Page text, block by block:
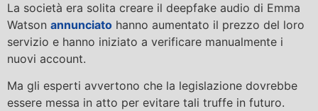
La società era solita creare il deepfake audio di Emma
Watson annunciato hanno aumentato il prezzo del loro
servizio e hanno iniziato a verificare manualmente i
nuovi account.
Ma gli esperti avvertono che la legislazione dovrebbe
essere messa in atto per evitare tali truffe in futuro.